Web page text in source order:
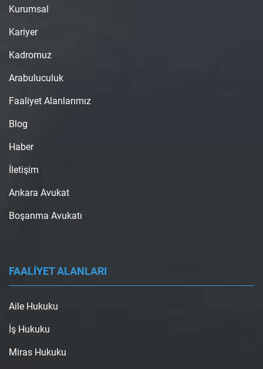
Kurumsal
Kariyer
Kadromuz
Arabuluculuk
Faaliyet Alanlarımız
Blog
Haber
İletişim
Ankara Avukat
Boşanma Avukatı
FAALİYET ALANLARI
Aile Hukuku
İş Hukuku
Miras Hukuku